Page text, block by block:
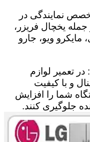
نمایندگی در
یخچال فریزر،
ویو، جارو
تعمیر لوازم
و با کیفیت
شما را افزایش
جلوگیری کنند.